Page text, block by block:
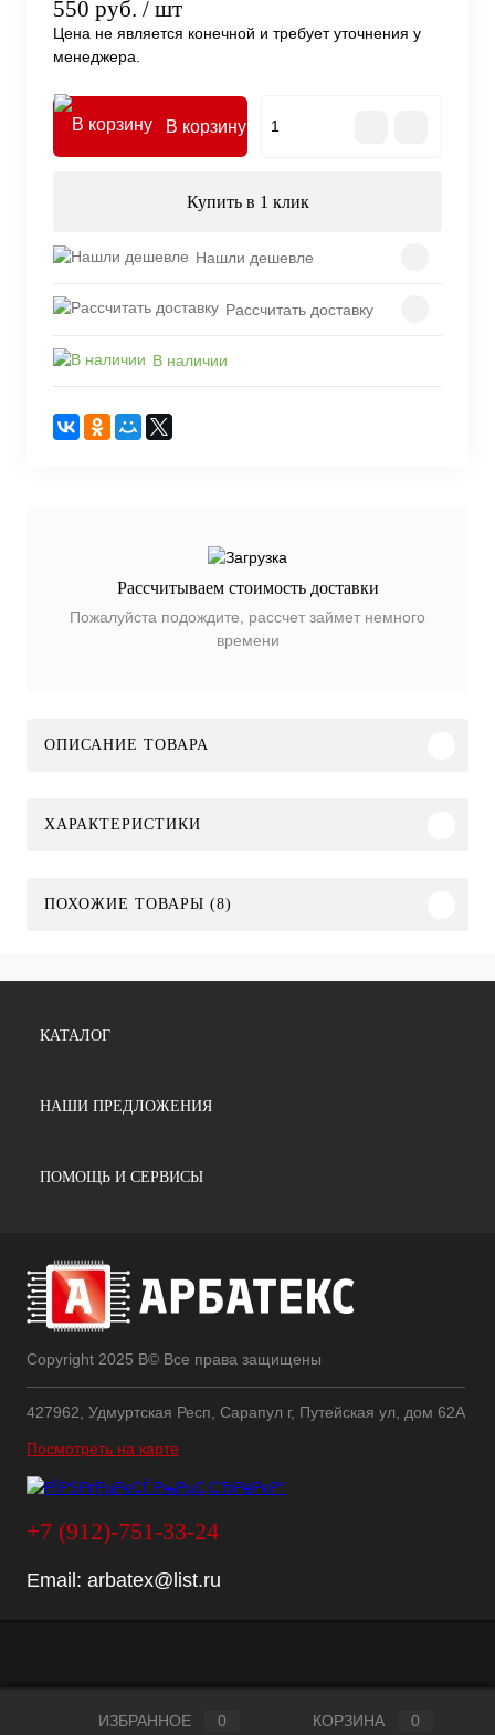
550 руб. / шт
Цена не является конечной и требует уточнения у
менеджера.
В корзину
Купить в 1 клик
Нашли дешевле
Рассчитать доставку
В наличии
Рассчитываем стоимость доставки
Пожалуйста подождите, рассчет займет немного
времени
ОПИСАНИЕ ТОВАРА
ХАРАКТЕРИСТИКИ
ПОХОЖИЕ ТОВАРЫ (8)
КАТАЛОГ
НАШИ ПРЕДЛОЖЕНИЯ
ПОМОЩЬ И СЕРВИСЫ
Copyright 2025 В© Все права защищены
427962, Удмуртская Респ, Сарапул г, Путейская ул, дом 62А
Посмотреть на карте
+7 (912)-751-33-24
Email: arbatex@list.ru
ИЗБРАННОЕ 0 КОРЗИНА 0